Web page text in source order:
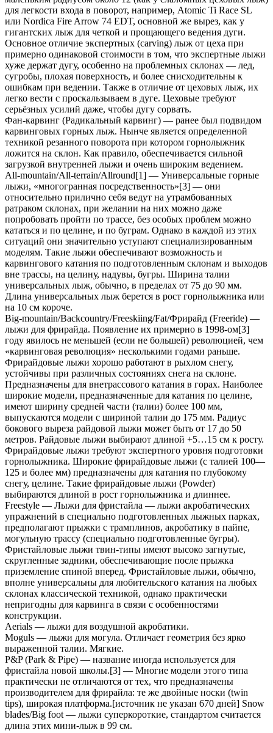
для легкости входа в поворот, например, Atomic Ti Race SL
или Nordica Fire Arrow 74 EDT, основной же вырез, как у
гигантских лыж для четкой и прощающего ведения дуги.
Основное отличие экспертных (carving) лыж от цеха при
примерно одинаковой стоимости в том, что экспертные лыжи
хуже держат дугу, особенно на проблемных склонах — лед,
сугробы, плохая поверхность, и более снисходительны к
ошибкам при ведении. Также в отличие от цеховых лыж, их
легко вести с проскальзываем в дуге. Цеховые требуют
серьёзных усилий даже, чтобы дугу сорвать.
Фан-карвинг (Радикальный карвинг) — ранее был подвидом
карвинговых горных лыж. Нынче является определенной
техникой резанного поворота при котором горнолыжник
ложится на склон. Как правило, обеспечивается сильной
загрузкой внутренней лыжи и очень широким ведением.
All-mountain/All-terrain/Allround[1] — Универсальные горные
лыжи, «многогранная посредственность»[3] — они
относительно прилично себя ведут на утрамбованных
ратраком склонах, при желании на них можно даже
попробовать пройти по трассе, без особых проблем можно
кататься и по целине, и по буграм. Однако в каждой из этих
ситуаций они значительно уступают специализированным
моделям. Такие лыжи обеспечивают возможность и
карвингового катания по подготовленным склонам и выходов
вне трассы, на целину, надувы, бугры. Ширина талии
универсальных лыж, обычно, в пределах от 75 до 90 мм.
Длина универсальных лыж берется в рост горнолыжника или
на 10 см короче.
Big-mountain/Backcountry/Freeskiing/Fat/Фрирайд (Freeride) —
лыжи для фрирайда. Появление их примерно в 1998-ом[3]
году явилось не меньшей (если не большей) революцией, чем
«карвинговая революция» несколькими годами раньше.
Фрирайдовые лыжи хорошо работают в рыхлом снегу,
устойчивы при различных состояниях снега на склоне.
Предназначены для внетрассового катания в горах. Наиболее
широкие модели, предназначенные для катания по целине,
имеют ширину средней части (талии) более 100 мм,
выпускаются модели с шириной талии до 175 мм. Радиус
бокового выреза райдовой лыжи может быть от 17 до 50
метров. Райдовые лыжи выбирают длиной +5…15 см к росту.
Фрирайдовые лыжи требуют экспертного уровня подготовки
горнолыжника. Широкие фрирайдовые лыжи (с талией 100—
125 и более мм) предназначены для катания по глубокому
снегу, целине. Такие фрирайдовые лыжи (Powder)
выбираются длиной в рост горнолыжника и длиннее.
Freestyle — Лыжи для фристайла — лыжи акробатических
упражнений в специально подготовленных лыжных парках,
предполагают прыжки с трамплинов, акробатику в пайпе,
могульную трассу (специально подготовленные бугры).
Фристайловые лыжи твин-типы имеют высоко загнутые,
скругленные задники, обеспечивающие после прыжка
приземление спиной вперед. Фристайловые лыжи, обычно,
вполне универсальны для любительского катания на любых
склонах классической техникой, однако практически
непригодны для карвинга в связи с особенностями
конструкции.
Aerials — лыжи для воздушной акробатики.
Moguls — лыжи для могула. Отличает геометрия без ярко
выраженной талии. Мягкие.
P&P (Park & Pipe) — название иногда используется для
фристайла новой школы.[3] — Многие модели этого типа
практически не отличаются от тех, что предназначены
производителем для фрирайла: те же двойные носки (twin
tips), широкая платформа.[источник не указан 670 дней] Snow
blades/Big foot — лыжи суперкороткие, стандартом считается
длина этих мини-лыж в 99 см.